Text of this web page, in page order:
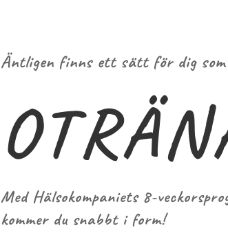
Äntligen finns ett sätt för dig
Med Hälsokompaniets 8-
kommer du snabbt i form!